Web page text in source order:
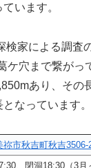
います。
検家による調査
ケ穴まで繋がっ
あり、その
なっています。
祢市秋吉町秋吉3506-
、閉洞18:30（3月